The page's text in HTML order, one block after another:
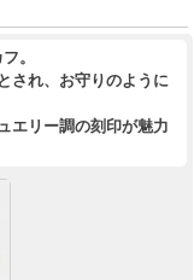
。
され、お守りのように
エリー調の刻印が魅力